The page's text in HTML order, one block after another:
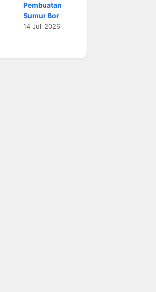
Pembuatan
Sumur Bor
14 Juli 2026